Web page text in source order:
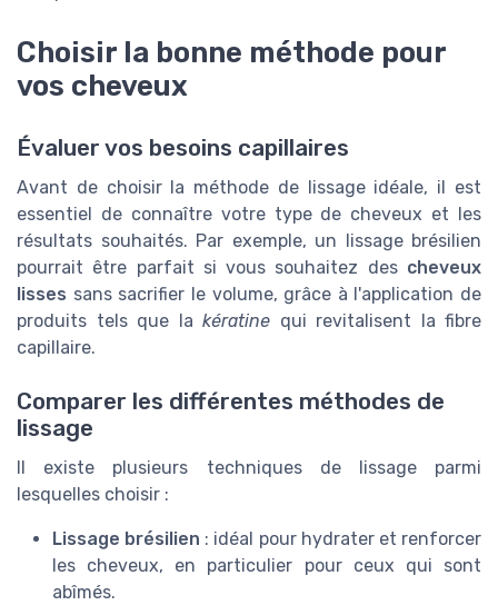
Choisir la bonne méthode pour
vos cheveux
Évaluer vos besoins capillaires
Avant de choisir la méthode de lissage idéale, il est
essentiel de connaître votre type de cheveux et les
résultats souhaités. Par exemple, un lissage brésilien
pourrait être parfait si vous souhaitez des cheveux
lisses sans sacrifier le volume, grâce à l'application de
produits tels que la kératine qui revitalisent la fibre
capillaire.
Comparer les différentes méthodes de
lissage
Il existe plusieurs techniques de lissage parmi
lesquelles choisir :
Lissage brésilien : idéal pour hydrater et renforcer
les cheveux, en particulier pour ceux qui sont
abîmés.